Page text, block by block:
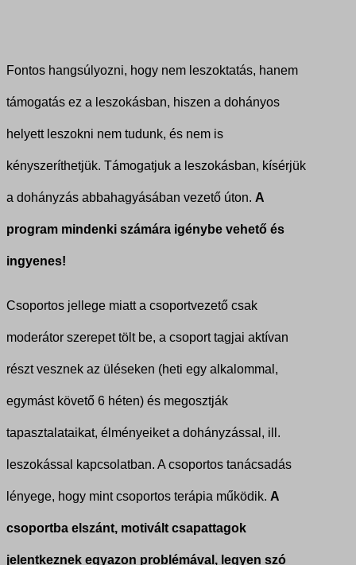
Fontos hangsúlyozni, hogy nem leszoktatás, hanem
támogatás ez a leszokásban, hiszen a dohányos
helyett leszokni nem tudunk, és nem is
kényszeríthetjük. Támogatjuk a leszokásban, kísérjük
a dohányzás abbahagyásában vezető úton. A
program mindenki számára igénybe vehető és
ingyenes!
Csoportos jellege miatt a csoportvezető csak
moderátor szerepet tölt be, a csoport tagjai aktívan
részt vesznek az üléseken (heti egy alkalommal,
egymást követő 6 héten) és megosztják
tapasztalataikat, élményeiket a dohányzással, ill.
leszokással kapcsolatban. A csoportos tanácsadás
lényege, hogy mint csoportos terápia működik. A
csoportba elszánt, motivált csapattagok
jelentkeznek egyazon problémával, legyen szó